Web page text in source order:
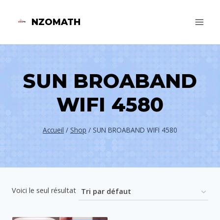
NZOMATH
SUN BROABAND
WIFI 4580
Accueil / Shop / SUN BROABAND WIFI 4580
Voici le seul résultat